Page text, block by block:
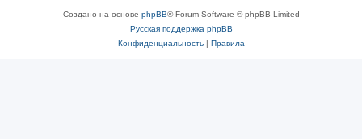
Создано на основе phpBB® Forum Software © phpBB Limited
Русская поддержка phpBB
Конфиденциальность| Правила